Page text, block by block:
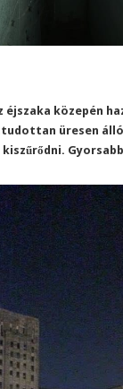
éjszaka közepén
üresen